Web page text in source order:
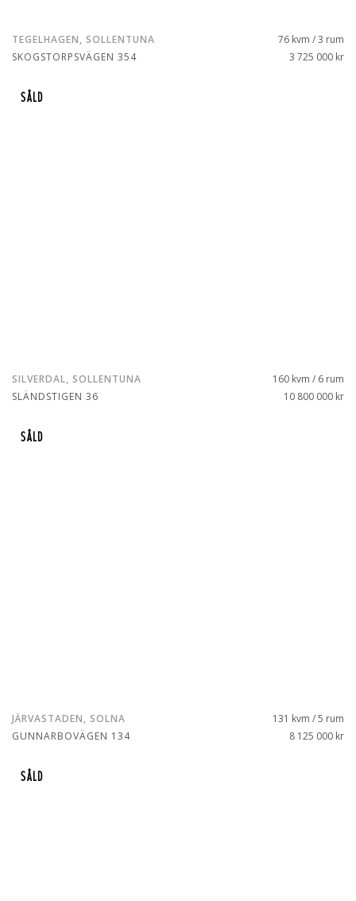
TEGELHAGEN, SOLLENTUNA
SKOGSTORPSVÄGEN 354
76 kvm / 3 rum
3 725 000 kr
SÅLD
SILVERDAL, SOLLENTUNA
SLÄNDSTIGEN 36
160 kvm / 6 rum
10 800 000 kr
SÅLD
JÄRVASTADEN, SOLNA
GUNNARBOVÄGEN 134
131 kvm / 5 rum
8 125 000 kr
SÅLD